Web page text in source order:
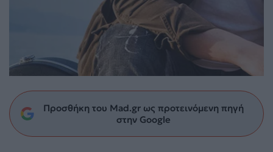
Προσθήκη του Mad.gr ως προτεινόμενη πηγή
στην Google